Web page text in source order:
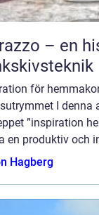
– en
för
I denna
”inspiration
en produktiv och
Hagberg